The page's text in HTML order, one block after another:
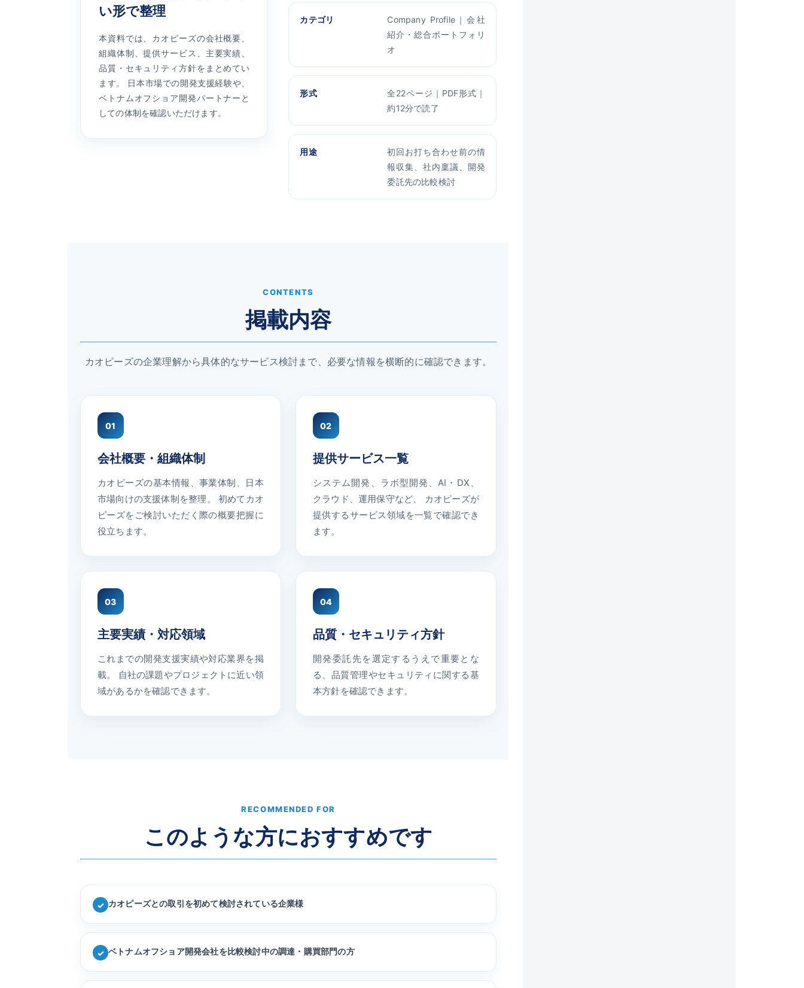
い形で整理
本資料では、カオピーズの会社概要、
組織体制、提供サービス、主要実績、
品質・セキュリティ方針をまとめてい
ます。 日本市場での開発支援経験や、
ベトナムオフショア開発パートナーと
しての体制を確認いただけます。
カテゴリ
Company Profile｜会社
紹介・総合ポートフォリ
オ
形式
全22ページ｜PDF形式｜
約12分で読了
用途
初回お打ち合わせ前の情
報収集、社内稟議、開発
委託先の比較検討
CONTENTS
掲載内容
カオピーズの企業理解から具体的なサービス検討まで、必要な情報を横断的に確認できます。
01
会社概要・組織体制
カオピーズの基本情報、事業体制、日本
市場向けの支援体制を整理。 初めてカオ
ピーズをご検討いただく際の概要把握に
役立ちます。
02
提供サービス一覧
システム開発、ラボ型開発、AI・DX、
クラウド、運用保守など、 カオピーズが
提供するサービス領域を一覧で確認でき
ます。
03
主要実績・対応領域
これまでの開発支援実績や対応業界を掲
載。 自社の課題やプロジェクトに近い領
域があるかを確認できます。
04
品質・セキュリティ方針
開発委託先を選定するうえで重要とな
る、品質管理やセキュリティに関する基
本方針を確認できます。
RECOMMENDED FOR
このような方におすすめです
✓ カオピーズとの取引を初めて検討されている企業様
✓ ベトナムオフショア開発会社を比較検討中の調達・購買部門の方